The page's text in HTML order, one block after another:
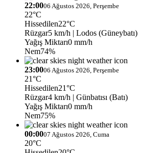
22:0006 Ağustos 2026, Perşembe
22°C
Hissedilen22°C
Rüzgar5 km/h | Lodos (Güneybatı)
Yağış Miktarı0 mm/h
Nem74%
23:0006 Ağustos 2026, Perşembe
21°C
Hissedilen21°C
Rüzgar4 km/h | Günbatısı (Batı)
Yağış Miktarı0 mm/h
Nem75%
00:0007 Ağustos 2026, Cuma
20°C